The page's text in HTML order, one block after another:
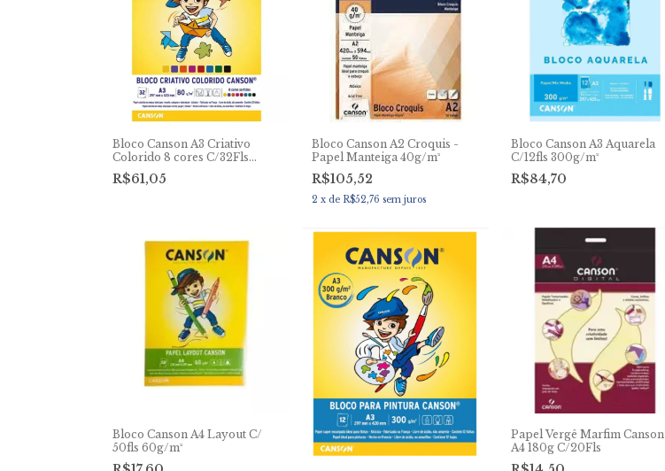
Bloco Canson A3 Criativo
Colorido 8 cores C/32Fls
80g/m²
R$61,05
Bloco Canson A2 Croquis -
Papel Manteiga 40g/m²
R$105,52
2 x de R$52,76 sem juros
Bloco Canson A3 Aquarela
C/12fls 300g/m²
R$84,70
Bloco Canson A4 Layout C/
50fls 60g/m²
Papel Vergê Marfim Canson
A4 180g C/20Fls